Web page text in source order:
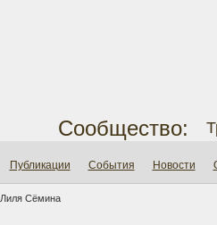
Сообщество:
Публикации События Новости
Лиля Сёмина